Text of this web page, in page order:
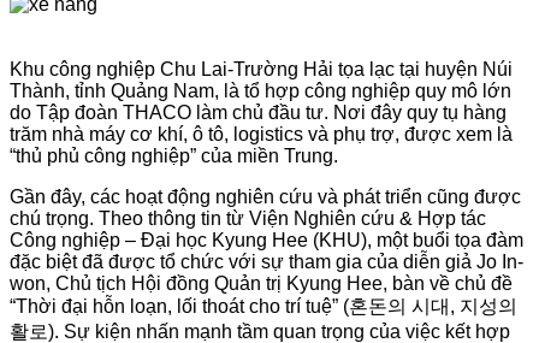
Khu công nghiệp Chu Lai-Trường Hải tọa lạc tại huyện Núi
Thành, tỉnh Quảng Nam, là tổ hợp công nghiệp quy mô lớn
do Tập đoàn THACO làm chủ đầu tư. Nơi đây quy tụ hàng
trăm nhà máy cơ khí, ô tô, logistics và phụ trợ, được xem là
“thủ phủ công nghiệp” của miền Trung.
Gần đây, các hoạt động nghiên cứu và phát triển cũng được
chú trọng. Theo thông tin từ Viện Nghiên cứu & Hợp tác
Công nghiệp – Đại học Kyung Hee (KHU), một buổi tọa đàm
đặc biệt đã được tổ chức với sự tham gia của diễn giả Jo In-
won, Chủ tịch Hội đồng Quản trị Kyung Hee, bàn về chủ đề
“Thời đại hỗn loạn, lối thoát cho trí tuệ” (혼돈의 시대, 지성의
활로). Sự kiện nhấn mạnh tầm quan trọng của việc kết hợp